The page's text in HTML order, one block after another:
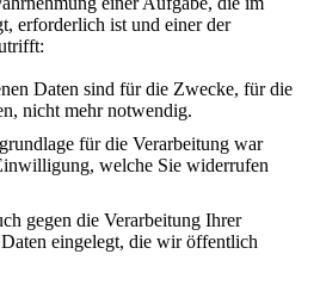
erforderlich ist und einer der
Daten sind für die Zwecke, für die
nicht mehr notwendig.
für die Verarbeitung war
welche Sie widerrufen
gegen die Verarbeitung Ihrer
Daten eingelegt, die wir öffentlich